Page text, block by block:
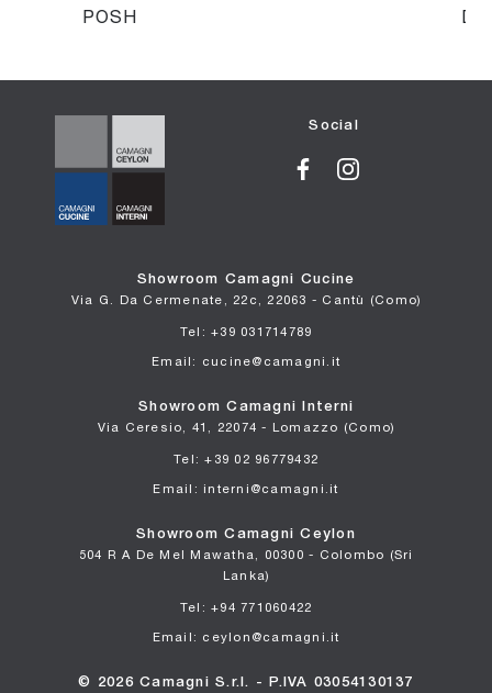
POSH
Social
Showroom Camagni Cucine
Via G. Da Cermenate, 22c, 22063 - Cantù (Como)
Tel: +39 031714789
Email: cucine@camagni.it
Showroom Camagni Interni
Via Ceresio, 41, 22074 - Lomazzo (Como)
Tel: +39 02 96779432
Email: interni@camagni.it
Showroom Camagni Ceylon
504 R A De Mel Mawatha, 00300 - Colombo (Sri
Lanka)
Tel: +94 771060422
Email: ceylon@camagni.it
© 2026 Camagni S.r.l. - P.IVA 03054130137